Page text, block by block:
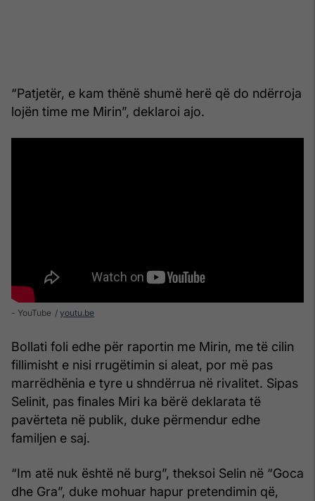
“Patjetër, e kam thënë shumë herë që do ndërroja
lojën time me Mirin”, deklaroi ajo.
- YouTube youtu.be
Bollati foli edhe për raportin me Mirin, me të cilin
fillimisht e nisi rrugëtimin si aleat, por më pas
marrëdhënia e tyre u shndërrua në rivalitet. Sipas
Selinit, pas finales Miri ka bërë deklarata të
pavërteta në publik, duke përmendur edhe
familjen e saj.
“Im atë nuk është në burg”, theksoi Selin në “Goca
dhe Gra”, duke mohuar hapur pretendimin që,